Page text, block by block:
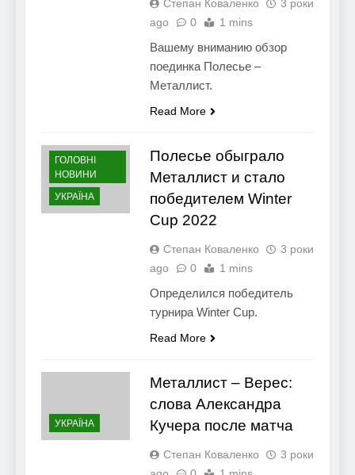
Степан Коваленко
3 роки
ago
0 1 mins
Вашему вниманию обзор
поединка Полесье –
Металлист.
Read More
ГОЛОВНІ
НОВИНИ
УКРАЇНА
Полесье обыграло
Металлист и стало
победителем Winter
Cup 2022
Степан Коваленко
3 роки
ago
0 1 mins
Определился победитель
турнира Winter Cup.
Read More
УКРАЇНА
Металлист – Верес:
слова Александра
Кучера после матча
Степан Коваленко
3 роки